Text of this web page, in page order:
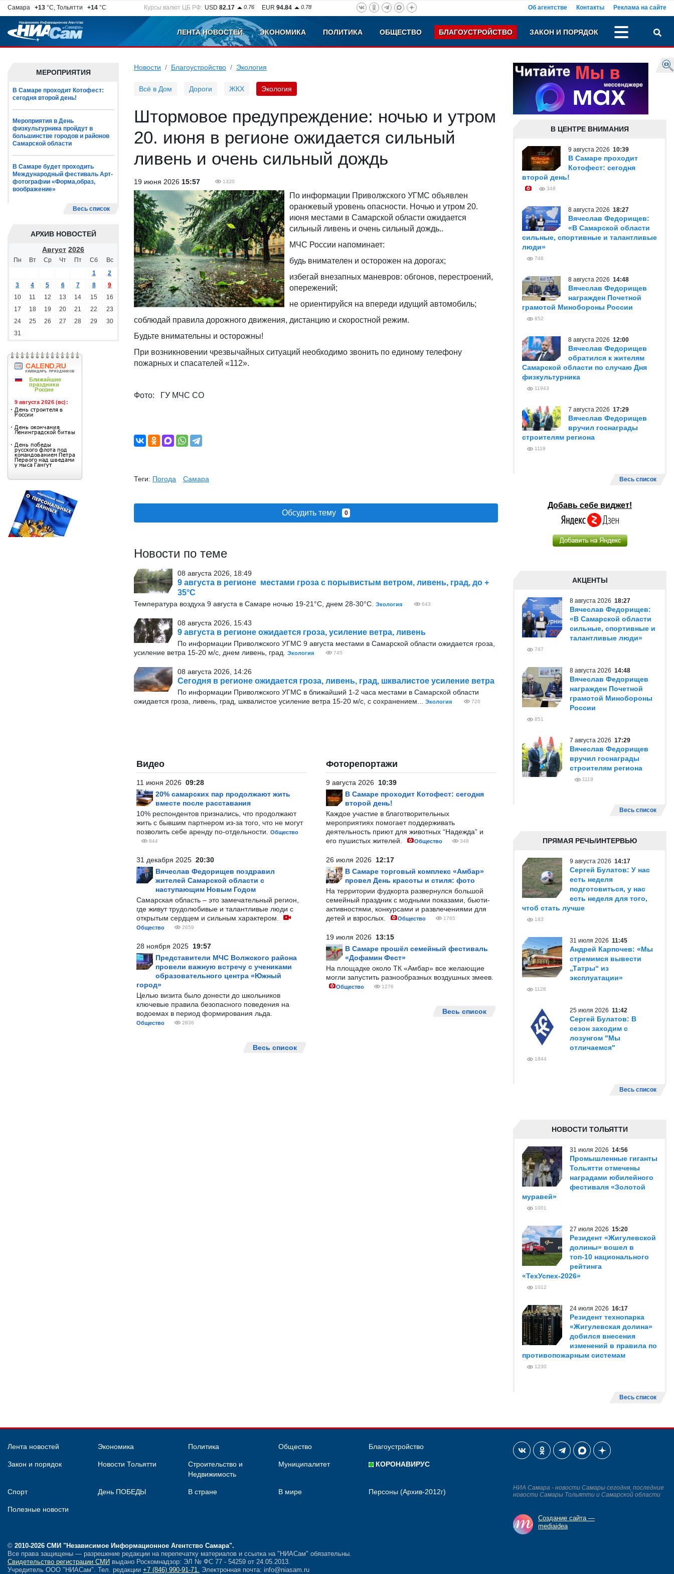
Самара +13 °C, Тольятти +14 °C Курсы валют ЦБ РФ: USD 82.17 0.76 EUR 94.84 0.78 Об агентстве Контакты Реклама на сайте
ЛЕНТА НОВОСТЕЙ ЭКОНОМИКА ПОЛИТИКА ОБЩЕСТВО БЛАГОУСТРОЙСТВО ЗАКОН И ПОРЯДОК
МЕРОПРИЯТИЯ
В Самаре проходит Котофест:
сегодня второй день!
Мероприятия в День
физкультурника пройдут в
большинстве городов и районов
Самарской области
В Самаре будет проходить
Международный фестиваль Арт-
фотографии «Форма,образ,
воображение»
Весь список
АРХИВ НОВОСТЕЙ
Август 2026
Пн Вт Ср Чт Пт Сб
Вс
1
2
3
4 5 6 7 8
9
10
11 12 13 14 15
16
17
18 19 20 21 22
23
24
25 26 27 28 29
30
31
Новости Благоустройство Экология
Всё в Дом Дороги ЖКХ Экология
Штормовое предупреждение: ночью и утром
20. июня в регионе ожидается сильный
ливень и очень сильный дождь
19 июня 2026 15:57 1320
По информации Приволжского УГМС объявлен
оранжевый уровень опасности. Ночью и утром 20.
июня местами в Самарской области ожидается
сильный ливень и очень сильный дождь..
МЧС России напоминает:
будь внимателен и осторожен на дорогах;
избегай внезапных маневров: обгонов, перестроений,
опережений;
не ориентируйся на впереди идущий автомобиль;
соблюдай правила дорожного движения, дистанцию и скоростной режим.
Будьте внимательны и осторожны!
При возникновении чрезвычайных ситуаций необходимо звонить по единому телефону
пожарных и спасателей «112».
Фото: ГУ МЧС СО
Теги: Погода Самара
Обсудить тему 0
Новости по теме
08 августа 2026, 18:49
9 августа в регионе местами гроза с порывистым ветром, ливень, град, до +
35°С
Температура воздуха 9 августа в Самаре ночью 19-21°С, днем 28-30°С. Экология 643
08 августа 2026, 15:43
9 августа в регионе ожидается гроза, усиление ветра, ливень
По информации Приволжского УГМС 9 августа местами в Самарской области ожидается гроза,
усиление ветра 15-20 м/с, днем ливень, град.
Экология 745
08 августа 2026, 14:26
Сегодня в регионе ожидается гроза, ливень, град, шквалистое усиление ветра
По информации Приволжского УГМС в ближайший 1-2 часа местами в Самарской области
ожидается гроза, ливень, град, шквалистое усиление ветра 15-20 м/с, с сохранением...
Экология 726
Видео
11 июня 2026 09:28
20% самарских пар продолжают жить
вместе после расставания
10% респондентов признались, что продолжают
жить с бывшим партнером из-за того, что не могут
позволить себе аренду по-отдельности.
Общество
844
31 декабря 2025 20:30
Вячеслав Федорищев поздравил
жителей Самарской области с
наступающим Новым Годом
Самарская область – это замечательный регион,
где живут трудолюбивые и талантливые люди с
открытым сердцем и сильным характером.
Общество 2659
28 ноября 2025 19:57
Представители МЧС Волжского района
провели важную встречу с учениками
образовательного центра «Южный
город»
Целью визита было донести до школьников
ключевые правила безопасного поведения на
водоемах в период формирования льда.
Общество 2836
Весь список
Фоторепортажи
9 августа 2026 10:39
В Самаре проходит Котофест: сегодня
второй день!
Каждое участие в благотворительных
мероприятиях помогает поддерживать
деятельность приют для животных “Надежда” и
его пушистых жителей.
Общество 348
26 июля 2026 12:17
В Самаре торговый комплекс «Амбар»
провел День красоты и стиля: фото
На территории фудкорта развернулся большой
семейный праздник с модными показами, бьюти-
активностями, конкурсами и развлечениями для
детей и взрослых.
Общество 1765
19 июля 2026 13:15
В Самаре прошёл семейный фестиваль
«Дофамин Фест»
На площадке около ТК «Амбар» все желающие
могли запустить разнообразных воздушных змеев.
Общество 1276
Весь список
В ЦЕНТРЕ ВНИМАНИЯ
9 августа 2026 10:39
В Самаре проходит
Котофест: сегодня
второй день!
348
8 августа 2026 18:27
Вячеслав Федорищев:
«В Самарской области
сильные, спортивные и талантливые
люди»
748
8 августа 2026 14:48
Вячеслав Федорищев
награжден Почетной
грамотой Минобороны России
852
8 августа 2026 12:00
Вячеслав Федорищев
обратился к жителям
Самарской области по случаю Дня
физкультурника
11943
7 августа 2026 17:29
Вячеслав Федорищев
вручил госнаграды
строителям региона
1119
Весь список
Добавь себе виджет!
АКЦЕНТЫ
8 августа 2026 18:27
Вячеслав Федорищев:
«В Самарской области
сильные, спортивные и
талантливые люди»
747
8 августа 2026 14:48
Вячеслав Федорищев
награжден Почетной
грамотой Минобороны
России
851
7 августа 2026 17:29
Вячеслав Федорищев
вручил госнаграды
строителям региона
1119
Весь список
ПРЯМАЯ РЕЧЬ/ИНТЕРВЬЮ
9 августа 2026 14:17
Сергей Булатов: У нас
есть неделя
подготовиться, у нас
есть неделя для того,
чтоб стать лучше
183
31 июля 2026 11:45
Андрей Карпочев: «Мы
стремимся вывести
„Татры“ из
эксплуатации»
1128
25 июля 2026 11:42
Сергей Булатов: В
сезон заходим с
лозунгом "Мы
отличаемся"
1844
Весь список
НОВОСТИ ТОЛЬЯТТИ
31 июля 2026 14:56
Промышленные гиганты
Тольятти отмечены
наградами юбилейного
фестиваля «Золотой
муравей»
1001
27 июля 2026 15:20
Резидент «Жигулевской
долины» вошел в
топ-10 национального
рейтинга
«ТехУспех-2026»
1012
24 июля 2026 16:17
Резидент технопарка
«Жигулевская долина»
добился внесения
изменений в правила по
противопожарным системам
1230
Весь список
Лента новостей Экономика Политика Общество Благоустройство
Закон и порядок Новости Тольятти
Строительство и
Недвижимость
Муниципалитет КОРОНАВИРУС
Спорт День ПОБЕДЫ В стране В мире Персоны (Архив-2012г)
Полезные новости
© 2010-2026 СМИ "Независимое Информационное Агентство Самара".
Все права защищены — разрешение редакции на перепечатку материалов и ссылка на "НИАСам" обязательны.
Свидетельство регистрации СМИ выдано Роскомнадзор: ЭЛ № ФС 77 - 54259 от 24.05.2013.
Учредитель ООО "НИАСам". Тел. редакции +7 (846) 990-91-71. Электронная почта: info@niasam.ru
НИА Самара - новости Самары сегодня, последние
новости Самары Тольятти и Самарской области
Создание сайта —
mediaidea